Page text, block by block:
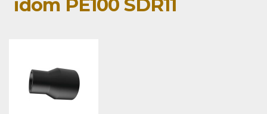
idom PE100 SDR11